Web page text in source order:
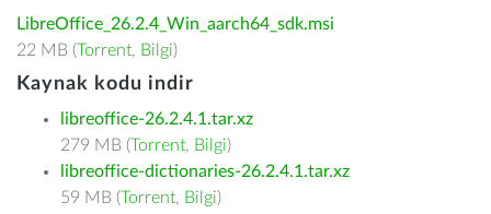
LibreOffice_26.2.4_Win_aarch64_sdk.msi
22 MB (Torrent, Bilgi)
Kaynak kodu indir
libreoffice-26.2.4.1.tar.xz
279 MB (Torrent, Bilgi)
libreoffice-dictionaries-26.2.4.1.tar.xz
59 MB (Torrent, Bilgi)